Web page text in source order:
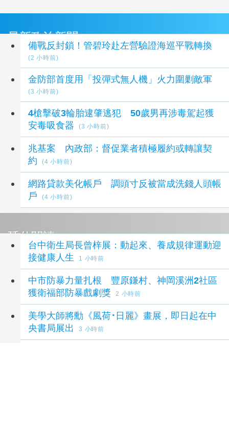
最新政治新聞
備戰反封鎖！管碧玲赴左營驗證海巡平戰轉換
(2 小時前)
金防部首度用「投彈式無人機」火力圍剿敵軍
(3 小時前)
4槍擊破3輪胎逮肇逃犯 50歲男再涉毒駕起獲
安毒吸食器
(3 小時前)
兆基案 內政部：督促業者積極履約或轉讓契
約
(4 小時前)
網路貸款美化帳戶 調頭寸反被當成洗錢人頭帳
戶
(4 小時前)
延伸閱讀
台中衛生局長曾梓展：動起來、養成規律運動迎
接健康人生
1 小時前
中市防暴力量扎根 豐原鎌村、神岡溪洲2社區
獲衛福部防暴戲劇獎
2 小時前
美學大師將勳《風荷･日麗》畫展，即日起在中
央書局展出
3 小時前